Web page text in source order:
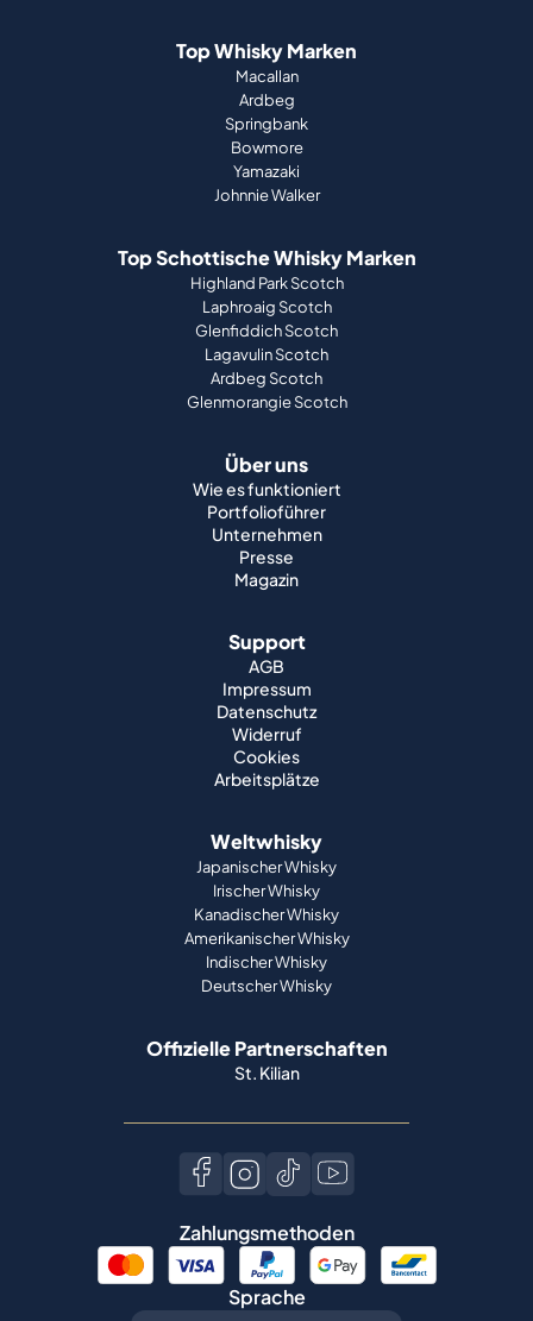
Top Whisky Marken
Macallan
Ardbeg
Springbank
Bowmore
Yamazaki
Johnnie Walker
Top Schottische Whisky Marken
Highland Park Scotch
Laphroaig Scotch
Glenfiddich Scotch
Lagavulin Scotch
Ardbeg Scotch
Glenmorangie Scotch
Über uns
Wie es funktioniert
Portfolioführer
Unternehmen
Presse
Magazin
Support
AGB
Impressum
Datenschutz
Widerruf
Cookies
Arbeitsplätze
Weltwhisky
Japanischer Whisky
Irischer Whisky
Kanadischer Whisky
Amerikanischer Whisky
Indischer Whisky
Deutscher Whisky
Offizielle Partnerschaften
St. Kilian
Zahlungsmethoden
Sprache